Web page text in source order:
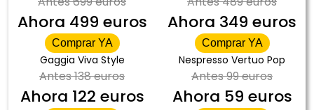
Ahora 499 euros
Comprar YA
Ahora 349 euros
Comprar YA
Gaggia Viva Style
Antes138 euros
Ahora 122 euros
Nespresso Vertuo Pop
Antes99 euros
Ahora 59 euros